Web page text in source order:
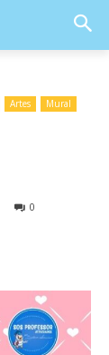
Artes
Mural
0